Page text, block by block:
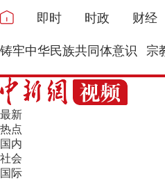
即时 时政 财经
铸牢中华民族共同体意识 宗
最新
热点
国内
社会
国际